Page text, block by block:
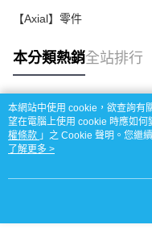
【Axial】零件
本分類熱銷全站排行
熱門標籤
本網站中使用 cookie，欲查詢有
望在電腦上使用 cookie 時應如
權條款 」之 Cookie 聲明。您繼
用條款之 Cookie 聲明使用 cookie
了解更多 >